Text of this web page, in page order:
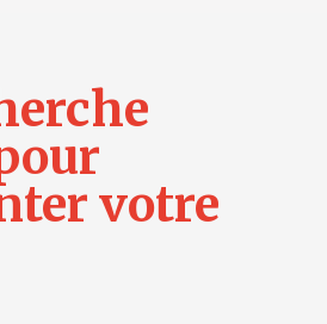
votre